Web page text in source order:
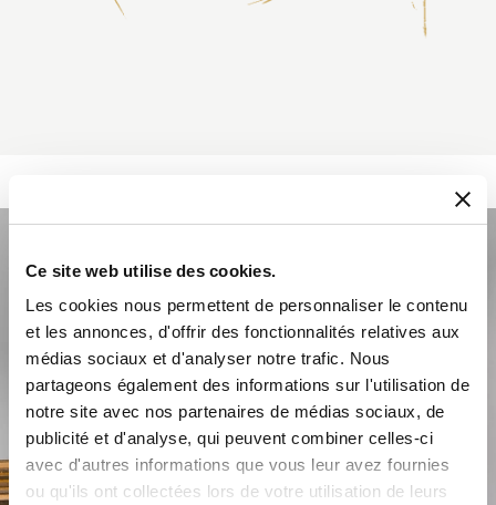
Ce site web utilise des cookies.
Les cookies nous permettent de personnaliser le contenu
et les annonces, d'offrir des fonctionnalités relatives aux
médias sociaux et d'analyser notre trafic. Nous
partageons également des informations sur l'utilisation de
notre site avec nos partenaires de médias sociaux, de
publicité et d'analyse, qui peuvent combiner celles-ci
avec d'autres informations que vous leur avez fournies
ou qu'ils ont collectées lors de votre utilisation de leurs